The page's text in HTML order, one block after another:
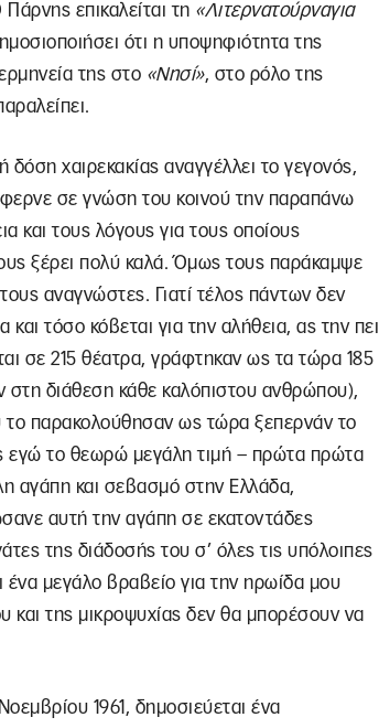
επικαλείται τη «Λιτερνατούρναγια
ότι η υποψηφιότητα της
της στο «Νησί», στο ρόλο της
χαιρεκακίας αναγγέλλει το γεγονός,
σε γνώση του κοινού την παραπάνω
και τους λόγους για τους οποίους
ξέρει πολύ καλά. Όμως τους παράκαμψε
αναγνώστες. Γιατί τέλος πάντων δεν
τόσο κόβεται για την αλήθεια, ας την πει
σε 215 θέατρα, γράφτηκαν ως τα τώρα 185
στη διάθεση κάθε καλόπιστου ανθρώπου),
το παρακολούθησαν ως τώρα ξεπερνάν το
εγώ το θεωρώ μεγάλη τιμή – πρώτα πρώτα
αγάπη και σεβασμό στην Ελλάδα,
αυτή την αγάπη σε εκατοντάδες
της διάδοσής του σ’ όλες τις υπόλοιπες
μεγάλο βραβείο για την ηρωίδα μου
της μικροψυχίας δεν θα μπορέσουν να
1961, δημοσιεύεται ένα